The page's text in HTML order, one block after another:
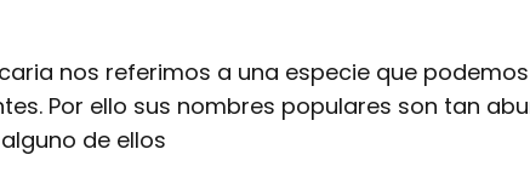
nos referimos a una especie que
Por ello sus nombres populares son tan
de ellos